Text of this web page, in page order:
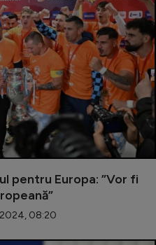
pentru Europa: ”Vor fi
08:20